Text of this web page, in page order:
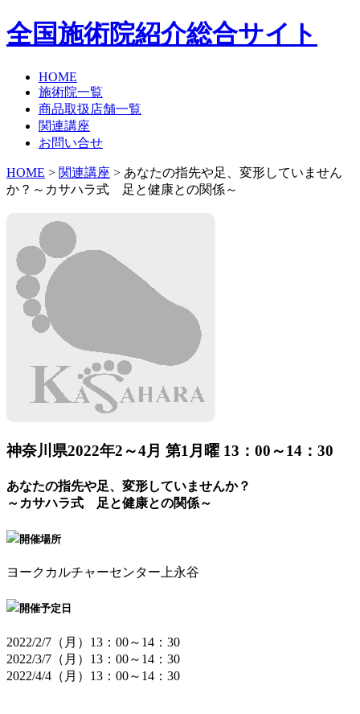
全国施術院紹介総合サイト
HOME
施術院一覧
商品取扱店舗一覧
関連講座
お問い合せ
HOME > 関連講座 > あなたの指先や足、変形していません
か？～カサハラ式 足と健康との関係～
神奈川県2022年2～4月 第1月曜 13：00～14：30
あなたの指先や足、変形していませんか？
～カサハラ式 足と健康との関係～
開催場所
ヨークカルチャーセンター上永谷
開催予定日
2022/2/7（月）13：00～14：30
2022/3/7（月）13：00～14：30
2022/4/4（月）13：00～14：30